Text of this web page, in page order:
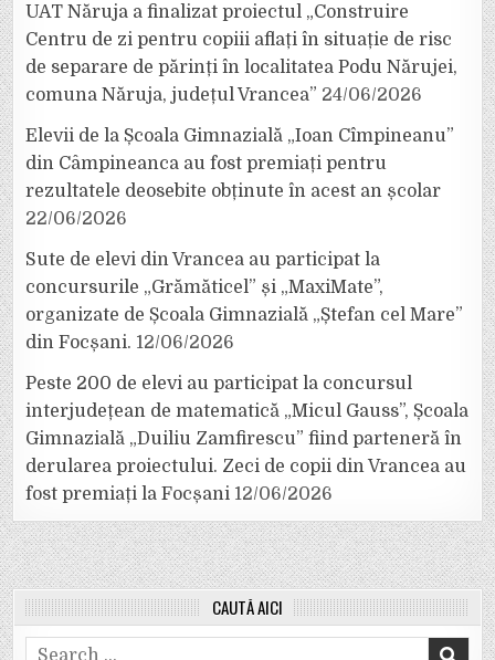
UAT Năruja a finalizat proiectul „Construire
Centru de zi pentru copiii aflați în situație de risc
de separare de părinți în localitatea Podu Nărujei,
comuna Năruja, județul Vrancea” 24/06/2026
Elevii de la Școala Gimnazială „Ioan Cîmpineanu”
din Câmpineanca au fost premiați pentru
rezultatele deosebite obținute în acest an școlar
22/06/2026
Sute de elevi din Vrancea au participat la
concursurile „Grămăticel” și „MaxiMate”,
organizate de Școala Gimnazială „Ștefan cel Mare”
din Focșani. 12/06/2026
Peste 200 de elevi au participat la concursul
interjudețean de matematică „Micul Gauss”, Școala
Gimnazială „Duiliu Zamfirescu” fiind parteneră în
derularea proiectului. Zeci de copii din Vrancea au
fost premiați la Focșani 12/06/2026
CAUTĂ AICI
Search